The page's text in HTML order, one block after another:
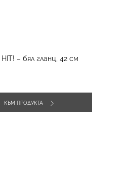
– бял гланц, 42 см
КЪМ ПРОДУКТА